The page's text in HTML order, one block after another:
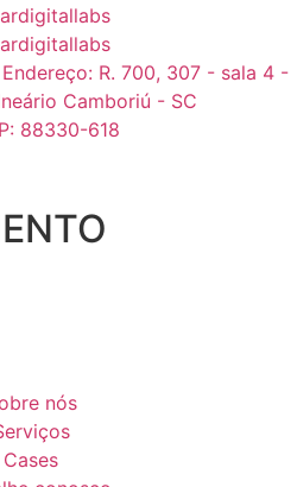
R. 700, 307 - sala 4 -
Camboriú - SC
88330-618
nós
Cases